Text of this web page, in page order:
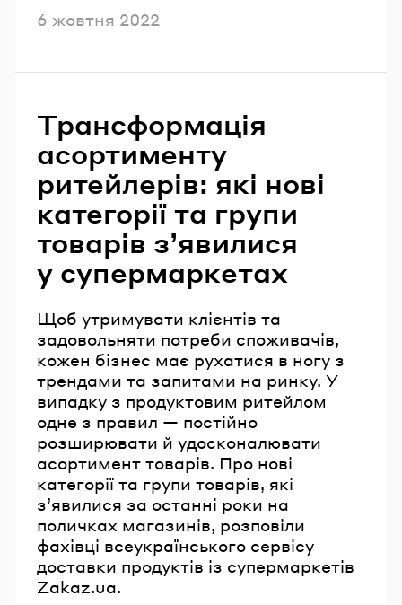
Опубліковано
6 жовтня 2022
Трансформація
асортименту
ритейлерів: які нові
категорії та групи
товарів з’явилися
у супермаркетах
Щоб утримувати клієнтів та
задовольняти потреби споживачів,
кожен бізнес має рухатися в ногу з
трендами та запитами на ринку. У
випадку з продуктовим ритейлом
одне з правил — постійно
розширювати й удосконалювати
асортимент товарів. Про нові
категорії та групи товарів, які
з’явилися за останні роки на
поличках магазинів, розповіли
фахівці всеукраїнського сервісу
доставки продуктів із супермаркетів
Zakaz.ua.